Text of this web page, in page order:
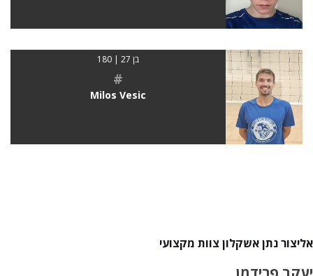
בן 27 | 180
#
Milos Vesic
אליצור נתן אשקלון צוות מקצועי